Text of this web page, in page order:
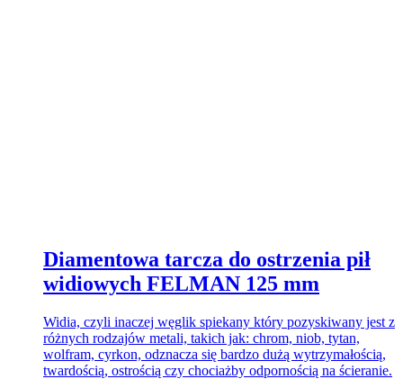
Diamentowa tarcza do ostrzenia pił
widiowych FELMAN 125 mm
Widia, czyli inaczej węglik spiekany który pozyskiwany jest z
różnych rodzajów metali, takich jak: chrom, niob, tytan,
wolfram, cyrkon, odznacza się bardzo dużą wytrzymałością,
twardością, ostrością czy chociażby odpornością na ścieranie.